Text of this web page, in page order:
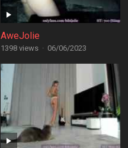
AweJolie
1398 views · 06/06/2023